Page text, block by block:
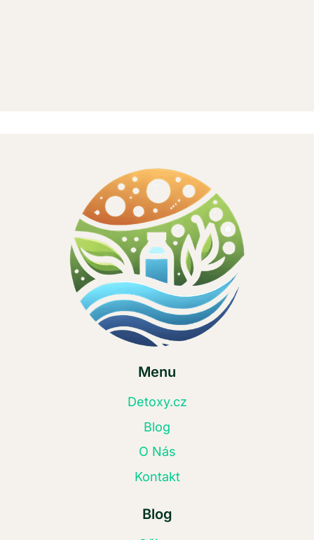
Menu
Detoxy.cz
Blog
O Nás
Kontakt
Blog